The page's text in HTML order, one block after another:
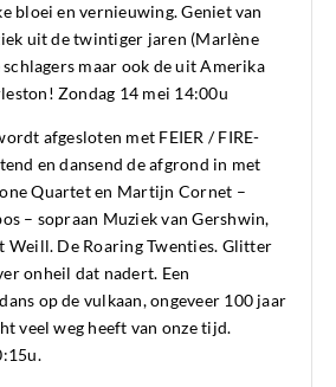
bloei en vernieuwing. Geniet van
uit de twintiger jaren (Marlène
maar ook de uit Amerika
Zondag 14 mei 14:00u
afgesloten met FEIER / FIRE-
en dansend de afgrond in met
Quartet en Martijn Cornet –
– sopraan Muziek van Gershwin,
Weill. De Roaring Twenties. Glitter
onheil dat nadert. Een
op de vulkaan, ongeveer 100 jaar
veel weg heeft van onze tijd.